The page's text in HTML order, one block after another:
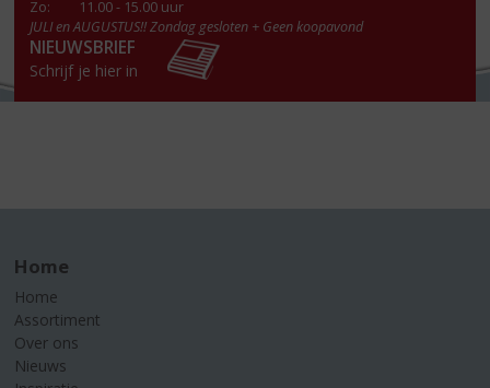
Zo:
11.00 - 15.00 uur
JULI en AUGUSTUS!! Zondag gesloten + Geen koopavond
NIEUWSBRIEF
Schrijf je hier in
Home
Home
Assortiment
Over ons
Nieuws